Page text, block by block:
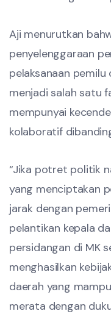
Aji menurutkan
penyelenggaraan
pelaksanaan
menjadi salah satu
mempunyai
kolaboratif
“Jika potret politik
yang menciptakan
jarak dengan
pelantikan kepala
persidangan di MK
menghasilkan
daerah yang
merata dengan